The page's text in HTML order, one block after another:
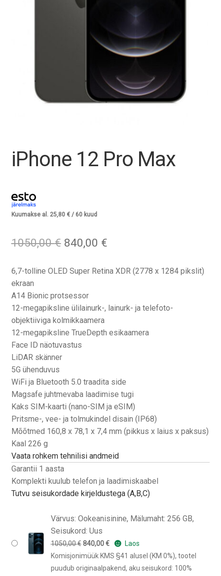
Ostukorv
iPhone 12 Pro Max
Kuumakse al. 25,80 €/ 60 kuud
1050,00€ Algne
oli:
1050,00 €.
840,00 €Praegune
on:
840,00 €.
6,7-tolline OLED Super Retina XDR (2778 x 1284 pikslit)
ekraan
A14 Bionic protsessor
12-megapiksline ülilainurk-, lainurk- ja telefoto-
objektiiviga kolmikkaamera
12-megapiksline TrueDepth esikaamera
Face ID näotuvastus
LiDAR skänner
5G ühenduvus
WiFi ja Bluetooth 5.0 traadita side
Magsafe juhtmevaba laadimise tugi
Kaks SIM-kaarti (nano-SIM ja eSIM)
Pritsme-, vee- ja tolmukindel disain (IP68)
Mõõtmed 160,8 x 78,1 x 7,4 mm (pikkus x laius x paksus)
Kaal 226 g
Vaata rohkem tehnilisi andmeid
Garantii 1 aasta
Komplekti kuulub telefon ja laadimiskaabel
Tutvu seisukordade kirjeldustega (A,B,C)
Värvus: Ookeanisinine, Mälumaht: 256 GB,
Seisukord: Uus
1050,00€ Algne
hind
oli:
840,00€Praegune
hind
on:
Laos
Komisjonimüük KMS §41 alusel (KM 0%), tootel
puudub originaalpakend, aku seisukord: 100%